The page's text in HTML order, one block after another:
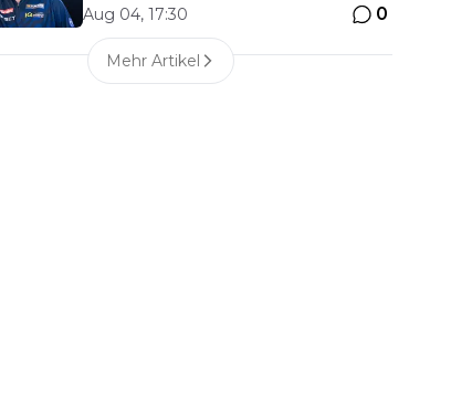
Aug 04, 17:30 0
Mehr Artikel